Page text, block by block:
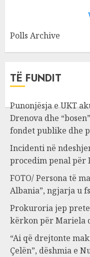
Polls Archive
TË FUNDIT
Punonjësja e UKT
Drenova dhe
fondet publike dhe
Incidenti në
procedim penal për
FOTO/ Persona të
Albania”, ngjarja u
Prokuroria jep
kërkon për Mariela
“Ai që drejtonte
Çelën”, dëshmia e